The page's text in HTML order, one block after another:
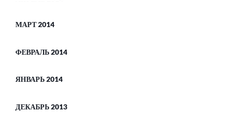
МАРТ 2014
ФЕВРАЛЬ 2014
ЯНВАРЬ 2014
ДЕКАБРЬ 2013